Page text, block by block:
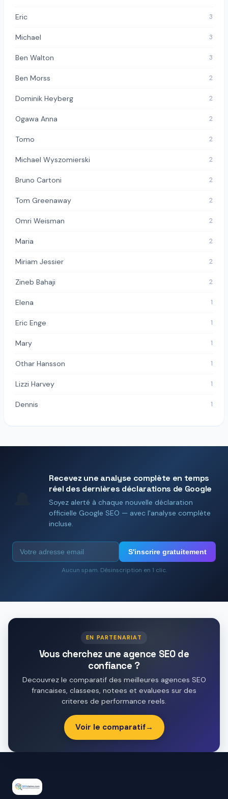
Eric 3
Michael 3
Ben Walton 3
Ben Morss 2
Dominik Heyberg 2
Ogawa Anna 2
Tomo 2
Michael Wyszomierski 2
Bruno Cartoni 2
Tom Greenaway 2
Omri Weisman 2
Maria 2
Miriam Jessier 2
Zineb Bahaji 2
Elena 1
Eric Enge 1
Mary 1
Othar Hansson 1
Lizzi Harvey 1
Dennis 1
Recevez une analyse complète en temps
réel des dernières déclarations de Google
Soyez alerté à chaque nouvelle déclaration
officielle Google SEO — avec l'analyse complète
incluse.
S'inscrire gratuitement
Aucun spam. Désinscription en 1 clic.
EN PARTENARIAT
Vous cherchez une agence SEO de
confiance ?
Decouvrez le comparatif des meilleures agences SEO
francaises, classees, notees et evaluees sur des
criteres de performance reels.
Voir le comparatif→